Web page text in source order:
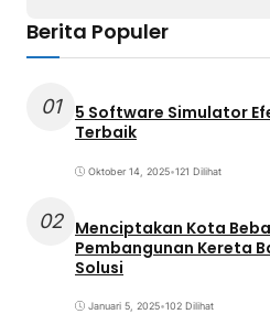
Berita Populer
01
5 Software Simulator
Terbaik
Oktober 14, 2025•121 Dilihat
02 Menciptakan Kota
Pembangunan Kereta
Solusi
Januari 5, 2025•102 Dilihat